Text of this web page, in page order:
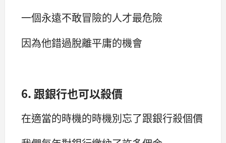
一個永遠不敢冒險的人才最危險
因為他錯過脫離平庸的機會
6. 跟銀行也可以殺價
在適當的時機的時機別忘了跟銀行殺個價